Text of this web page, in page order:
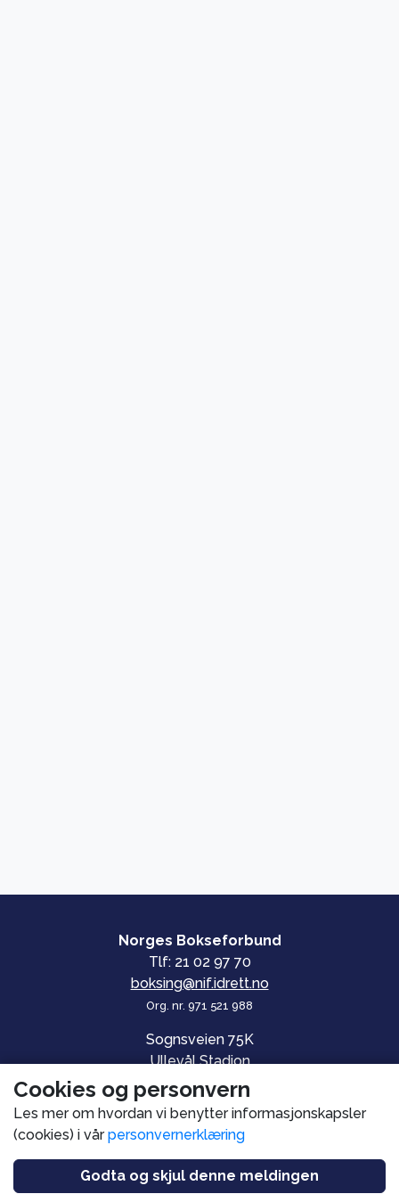
Norges Bokseforbund
Tlf: 21 02 97 70
boksing@nif.idrett.no
Org. nr. 971 521 988
Sognsveien 75K
Ullevål Stadion
0840 OSLO
© Norges Bokseforbund
Personvern og informasjonskapsler
Utviklet avPromSys.no
Cookies og personvern
Les mer om hvordan vi benytter informasjonskapsler
(cookies) i vårpersonvernerklæring
Godta og skjul denne meldingen